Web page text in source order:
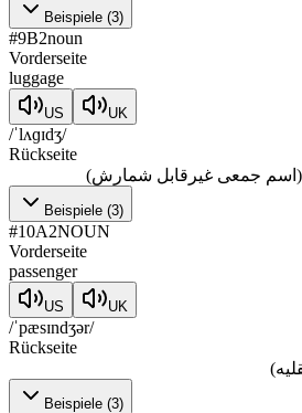
Beispiele (3)
#9B2noun
Vorderseite
luggage
US UK
/ˈlʌɡɪdʒ/
Rückseite
جمعی غیرقابل شمارش)
Beispiele (3)
#10A2NOUN
Vorderseite
passenger
US UK
/ˈpæsɪndʒər/
Rückseite
Beispiele (3)